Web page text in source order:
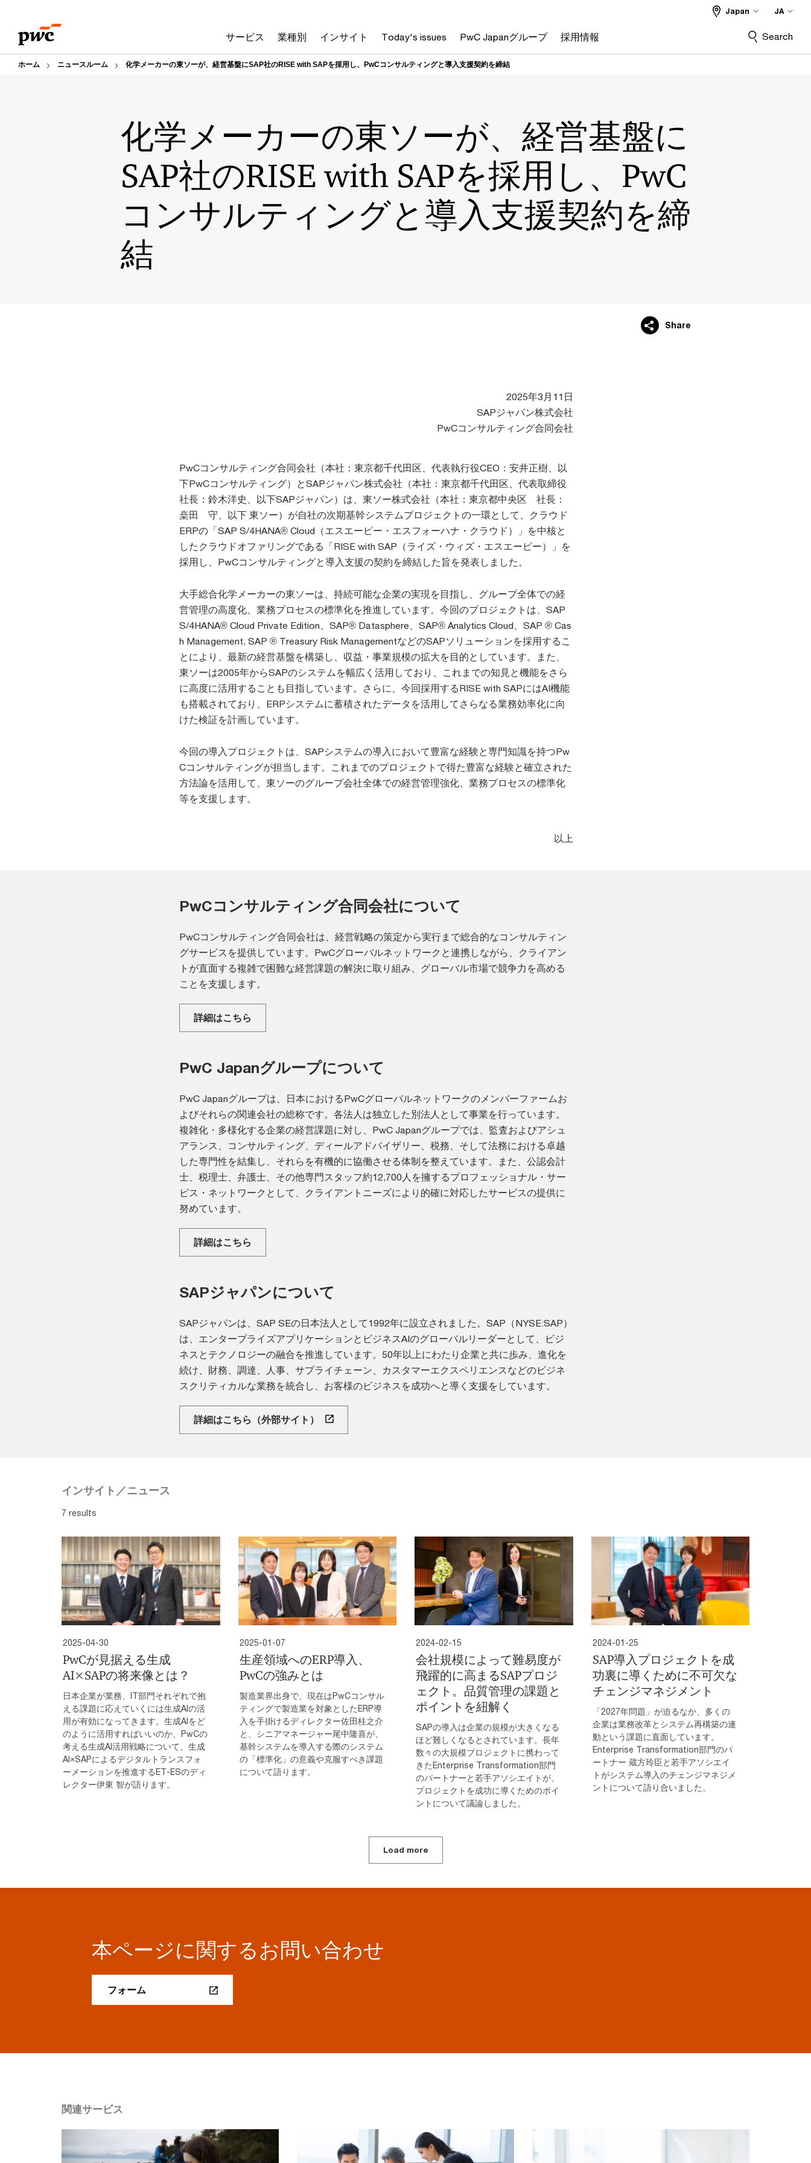
content
footer
サービス 業種別 インサイト Today's issues PwC Japanグループ 採用情報
Japan JA
Search
ホーム ニュースルーム 化学メーカーの東ソーが、経営基盤にSAP社のRISE with SAPを採用し、PwCコンサルティングと導入支援契約を締結
化学メーカーの東ソーが、経営基盤に
SAP社のRISE with SAPを採用し、PwC
コンサルティングと導入支援契約を締
結
Share
2025年3月11日
SAPジャパン株式会社
PwCコンサルティング合同会社
PwCコンサルティング合同会社（本社：東京都千代田区、代表執行役CEO：安井正樹、以
下PwCコンサルティング）とSAPジャパン株式会社（本社：東京都千代田区、代表取締役
社長：鈴木洋史、以下SAPジャパン）は、東ソー株式会社（本社：東京都中央区 社長：
桒田 守、以下 東ソー）が自社の次期基幹システムプロジェクトの一環として、クラウド
ERPの「SAP S/4HANA® Cloud（エスエーピー・エスフォーハナ・クラウド）」を中核と
したクラウドオファリングである「RISE with SAP（ライズ・ウィズ・エスエーピー）」を
採用し、PwCコンサルティングと導入支援の契約を締結した旨を発表しました。
大手総合化学メーカーの東ソーは、持続可能な企業の実現を目指し、グループ全体での経
営管理の高度化、業務プロセスの標準化を推進しています。今回のプロジェクトは、SAP
S/4HANA® Cloud Private Edition、SAP® Datasphere、SAP® Analytics Cloud、SAP ® Cas
h Management, SAP ® Treasury Risk ManagementなどのSAPソリューションを採用するこ
とにより、最新の経営基盤を構築し、収益・事業規模の拡大を目的としています。また、
東ソーは2005年からSAPのシステムを幅広く活用しており、これまでの知見と機能をさら
に高度に活用することも目指しています。さらに、今回採用するRISE with SAPにはAI機能
も搭載されており、ERPシステムに蓄積されたデータを活用してさらなる業務効率化に向
けた検証を計画しています。
今回の導入プロジェクトは、SAPシステムの導入において豊富な経験と専門知識を持つPw
Cコンサルティングが担当します。これまでのプロジェクトで得た豊富な経験と確立された
方法論を活用して、東ソーのグループ会社全体での経営管理強化、業務プロセスの標準化
等を支援します。
以上
PwCコンサルティング合同会社について
PwCコンサルティング合同会社は、経営戦略の策定から実行まで総合的なコンサルティン
グサービスを提供しています。PwCグローバルネットワークと連携しながら、クライアン
トが直面する複雑で困難な経営課題の解決に取り組み、グローバル市場で競争力を高める
ことを支援します。
詳細はこちら
PwC Japanグループについて
PwC Japanグループは、日本におけるPwCグローバルネットワークのメンバーファームお
よびそれらの関連会社の総称です。各法人は独立した別法人として事業を行っています。
複雑化・多様化する企業の経営課題に対し、PwC Japanグループでは、監査およびアシュ
アランス、コンサルティング、ディールアドバイザリー、税務、そして法務における卓越
した専門性を結集し、それらを有機的に協働させる体制を整えています。また、公認会計
士、税理士、弁護士、その他専門スタッフ約12,700人を擁するプロフェッショナル・サー
ビス・ネットワークとして、クライアントニーズにより的確に対応したサービスの提供に
努めています。
詳細はこちら
SAPジャパンについて
SAPジャパンは、SAP SEの日本法人として1992年に設立されました。SAP（NYSE:SAP）
は、エンタープライズアプリケーションとビジネスAIのグローバルリーダーとして、ビジ
ネスとテクノロジーの融合を推進しています。50年以上にわたり企業と共に歩み、進化を
続け、財務、調達、人事、サプライチェーン、カスタマーエクスペリエンスなどのビジネ
スクリティカルな業務を統合し、お客様のビジネスを成功へと導く支援をしています。
詳細はこちら（外部サイト）
インサイト／ニュース
7 results
2025-04-30
PwCが見据える生成
AI×SAPの将来像とは？
日本企業が業務、IT部門それぞれで抱
える課題に応えていくには生成AIの活
用が有効になってきます。生成AIをど
のように活用すればいいのか、PwCの
考える生成AI活用戦略について、生成
AI×SAPによるデジタルトランスフォ
ーメーションを推進するET-ESのディ
レクター伊東 智が語ります。
2025-01-07
生産領域へのERP導入、
PwCの強みとは
製造業界出身で、現在はPwCコンサル
ティングで製造業を対象としたERP導
入を手掛けるディレクター佐田桂之介
と、シニアマネージャー尾中隆喜が、
基幹システムを導入する際のシステム
の「標準化」の意義や克服すべき課題
について語ります。
2024-02-15
会社規模によって難易度が
飛躍的に高まるSAPプロジ
ェクト。品質管理の課題と
ポイントを紐解く
SAPの導入は企業の規模が大きくなる
ほど難しくなるとされています。長年
数々の大規模プロジェクトに携わって
きたEnterprise Transformation部門
のパートナーと若手アソシエイトが、
プロジェクトを成功に導くためのポイ
ントについて議論しました。
2024-01-25
SAP導入プロジェクトを成
功裏に導くために不可欠な
チェンジマネジメント
「2027年問題」が迫るなか、多くの
企業は業務改革とシステム再構築の連
動という課題に直面しています。
Enterprise Transformation部門のパ
ートナー 蔵方玲臣と若手アソシエイ
トがシステム導入のチェンジマネジメ
ントについて語り合いました。
Load more
本ページに関するお問い合わせ
フォーム
関連サービス